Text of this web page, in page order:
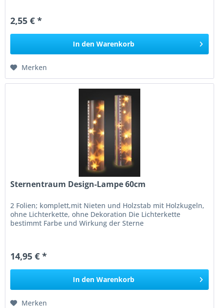
2,55 € *
In den Warenkorb
Merken
Sternentraum Design-Lampe 60cm
2 Folien; komplett,mit Nieten und Holzstab mit Holzkugeln,
ohne Lichterkette, ohne Dekoration Die Lichterkette
bestimmt Farbe und Wirkung der Sterne
14,95 € *
In den Warenkorb
Merken